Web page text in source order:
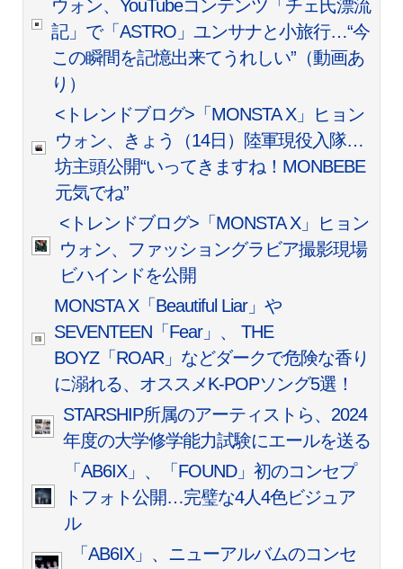
ウォン、YouTubeコンテンツ「チェ氏漂流
記」で「ASTRO」ユンサナと小旅行…“今
この瞬間を記憶出来てうれしい”（動画あ
り）
<トレンドブログ>「MONSTA X」ヒョン
ウォン、きょう（14日）陸軍現役入隊…
坊主頭公開“いってきますね！MONBEBE
元気でね”
<トレンドブログ>「MONSTA X」ヒョン
ウォン、ファッショングラビア撮影現場
ビハインドを公開
MONSTA X「Beautiful Liar」や
SEVENTEEN「Fear」、 THE
BOYZ「ROAR」などダークで危険な香り
に溺れる、オススメK-POPソング5選！
STARSHIP所属のアーティストら、2024
年度の大学修学能力試験にエールを送る
「AB6IX」、「FOUND」初のコンセプ
トフォト公開…完璧な4人4色ビジュア
ル
「AB6IX」、ニューアルバムのコンセ